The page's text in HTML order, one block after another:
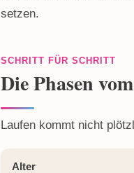
setzen.
SCHRITT FÜR SCHRITT
Die Phasen
Laufen kommt nicht
Alter